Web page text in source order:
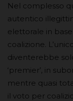
Nel complesso
autentico
elettorale in
coalizione.
diventerebbe
‘premier’, in
mentre quasi
il voto per